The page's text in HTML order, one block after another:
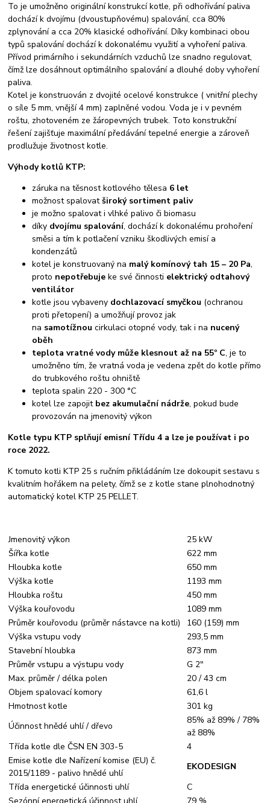
To je umožněno originální konstrukcí kotle, při odhořívání paliva
dochází k dvojímu (dvoustupňovému) spalování, cca 80%
zplynování a cca 20% klasické odhořívání. Díky kombinaci obou
typů spalování dochází k dokonalému využití a vyhoření paliva.
Přívod primárního i sekundárních vzduchů lze snadno regulovat,
čímž lze dosáhnout optimálního spalování a dlouhé doby vyhoření
paliva.
Kotel je konstruován z dvojité ocelové konstrukce ( vnitřní plechy
o síle 5 mm, vnější 4 mm) zaplněné vodou. Voda je i v pevném
roštu, zhotoveném ze žáropevných trubek. Toto konstrukční
řešení zajišťuje maximální předávání tepelné energie a zároveň
prodlužuje životnost kotle.
Výhody kotlů KTP:
záruka na těsnost kotlového tělesa 6 let
možnost spalovatširoký sortiment paliv
je možno spalovat i vlhké palivo či biomasu
díky dvojímu spalování, dochází k dokonalému prohoření
směsi a tím k potlačení vzniku škodlivých emisí a
kondenzátů
kotel je konstruovaný na malý komínový tah 15 – 20 Pa,
proto nepotřebuje ke své činnosti elektrický odtahový
ventilátor
kotle jsou vybaveny dochlazovací smyčkou (ochranou
proti přetopení) a umožňují provoz jak
na samotížnou cirkulaci otopné vody, tak i na nucený
oběh
teplota vratné vody může klesnout až na 55º C, je to
umožněno tím, že vratná voda je vedena zpět do kotle přímo
do trubkového roštu ohniště
teplota spalin 220 - 300 °C
kotel lze zapojit bez akumulační nádrže, pokud bude
provozován na jmenovitý výkon
Kotle typu KTP splňují emisní Třídu 4 a lze je používat i po
roce 2022.
K tomuto kotli KTP 25 s ručním přikládáním lze dokoupit sestavu s
kvalitním hořákem na pelety, čímž se z kotle stane plnohodnotný
automatický kotel KTP 25 PELLET.
Jmenovitý výkon
25 kW
Šířka kotle
622 mm
Hloubka kotle
650 mm
Výška kotle
1193 mm
Hloubka roštu
450 mm
Výška kouřovodu
1089 mm
Průměr kouřovodu (průměr nástavce na kotli)
160 (159) mm
Výška vstupu vody
293,5 mm
Stavební hloubka
873 mm
Průměr vstupu a výstupu vody
G 2"
Max. průměr / délka polen
20 / 43 cm
Objem spalovací komory
61,6 l
Hmotnost kotle
301 kg
Účinnost hnědé uhlí / dřevo
85% až 89% / 78%
až 88%
Třída kotle dle ČSN EN 303-5
4
Emise kotle dle Nařízení komise (EU) č.
2015/1189 - palivo hnědé uhlí
EKODESIGN
Třída energetické účinnosti uhlí
C